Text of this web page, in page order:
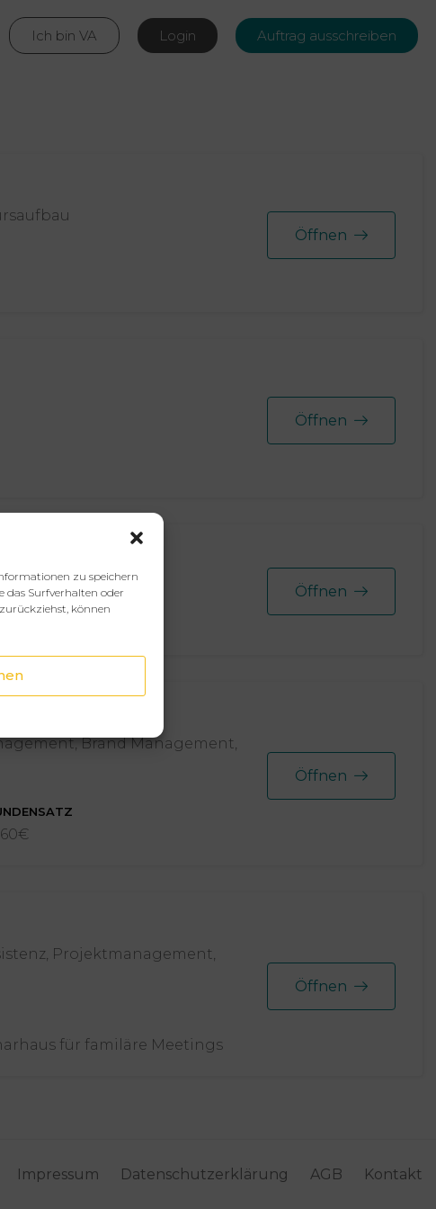
zu speichern
das Surfverhalten oder
können
Ich bin VA Login Auftrag ausschreiben
Öffnen
Öffnen
Öffnen
Brand Management,
60€
Öffnen
Projektmanagement,
für familäre Meetings
Öffnen
Impressum Datenschutzerklärung AGB Kontakt